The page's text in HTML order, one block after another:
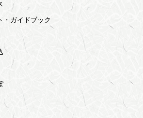
・ガイドブック